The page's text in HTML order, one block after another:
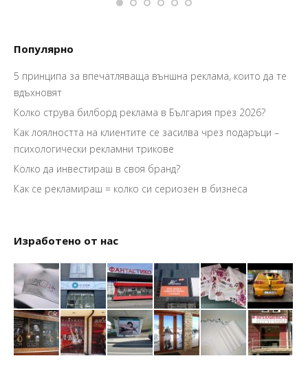
Популярно
5 принципа за впечатляваща външна реклама, които да те
вдъхновят
Колко струва билборд реклама в България през 2026?
Как лоялността на клиентите се засилва чрез подаръци –
психологически рекламни трикове
Колко да инвестираш в своя бранд?
Как се рекламираш = колко си сериозен в бизнеса
Изработено от нас